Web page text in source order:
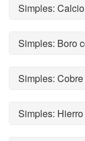
Simples:
Simples: Boro
Simples:
Simples: